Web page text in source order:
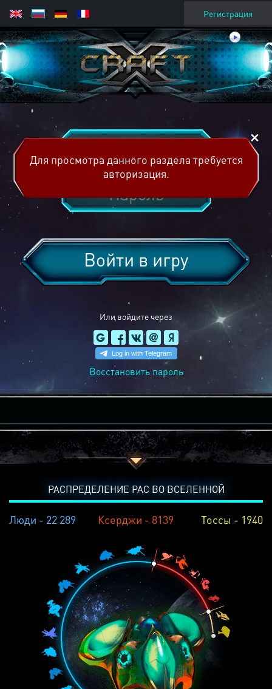
Регистрация
Или войдите через
Войти в игру
Восстановить пароль
Для просмотра данного раздела требуется
авторизация.
РАСПРЕДЕЛЕНИЕ РАС ВО ВСЕЛЕННОЙ
Люди - 22 289 Ксерджи - 8139 Тоссы - 1940